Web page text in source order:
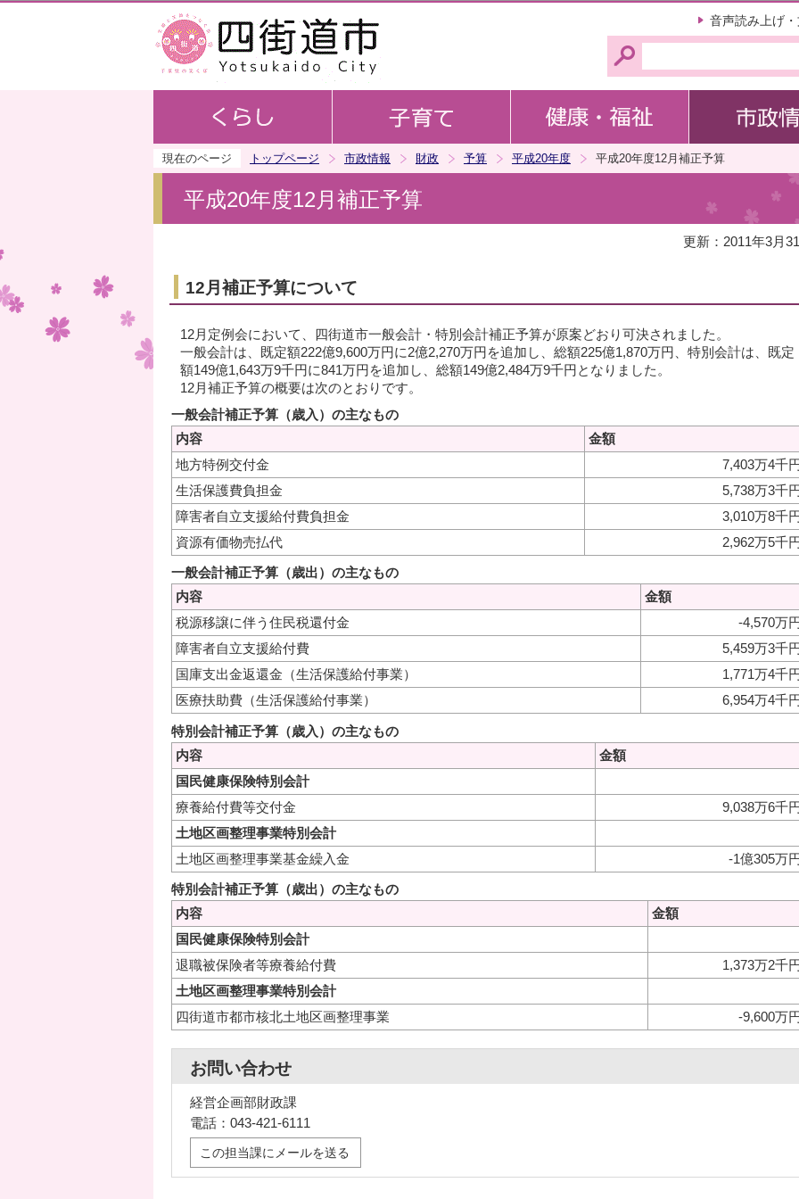
音声読み上げ
現在のページ トップページ 市政情報 財政 予算 平成20年度 平成20年度12月補正予算
平成20年度12月補正予算
更新：2011年3月
12月補正予算について
12月定例会において、四街道市一般会計・特別会計補正予算が原案どおり可決されました。
一般会計は、既定額222億9,600万円に2億2,270万円を追加し、総額225億1,870万円、特別会計は、既定
額149億1,643万9千円に841万円を追加し、総額149億2,484万9千円となりました。
12月補正予算の概要は次のとおりです。
一般会計補正予算（歳入）の主なもの
内容
金額
地方特例交付金
7,403万4千円
生活保護費負担金
5,738万3千円
障害者自立支援給付費負担金
3,010万8千円
資源有価物売払代
2,962万5千円
一般会計補正予算（歳出）の主なもの
内容
金額
税源移譲に伴う住民税還付金
-4,570万円
障害者自立支援給付費
5,459万3千円
国庫支出金返還金（生活保護給付事業）
1,771万4千円
医療扶助費（生活保護給付事業）
6,954万4千円
特別会計補正予算（歳入）の主なもの
内容
金額
国民健康保険特別会計
療養給付費等交付金
9,038万6千
土地区画整理事業特別会計
土地区画整理事業基金繰入金
-1億305万
特別会計補正予算（歳出）の主なもの
内容
金額
国民健康保険特別会計
退職被保険者等療養給付費
1,373万2千円
土地区画整理事業特別会計
四街道市都市核北土地区画整理事業
-9,600万円
お問い合わせ
経営企画部財政課
電話：043-421-6111
この担当課にメールを送る